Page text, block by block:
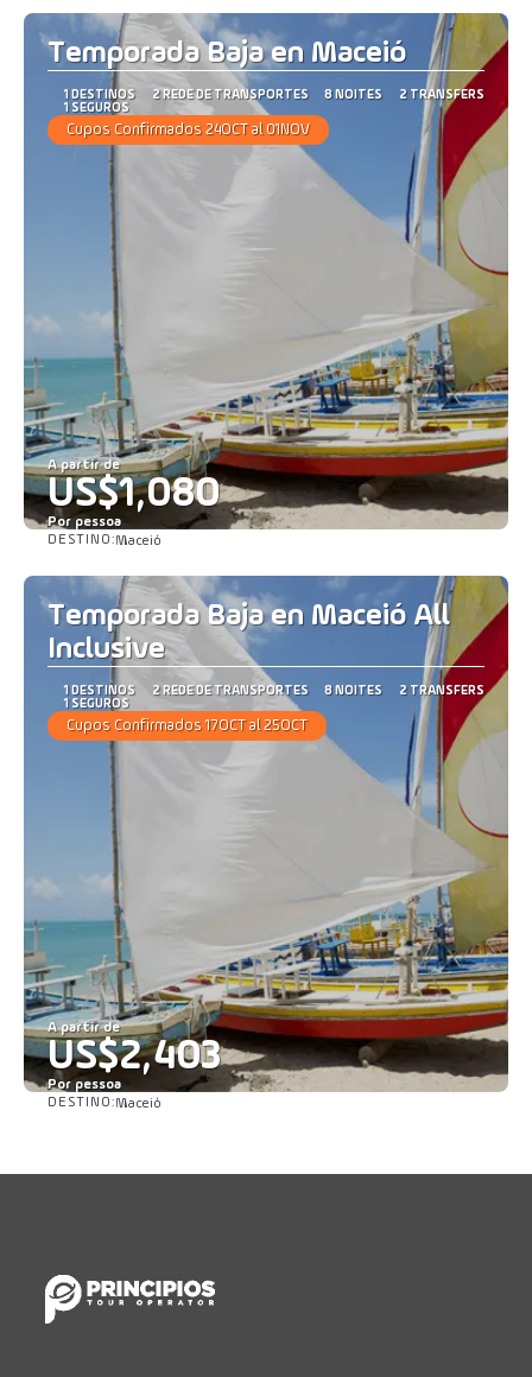
Temporada Baja en Maceió
1 DESTINOS 2 REDE DE TRANSPORTES 8 NOITES
2 TRANSFERS
1 SEGUROS
Cupos Confirmados 24OCT al 01NOV
A partir de
US$1,080
Por pessoa
DESTINO:Maceió
Temporada Baja en Maceió All
Inclusive
1 DESTINOS 2 REDE DE TRANSPORTES 8 NOITES
2 TRANSFERS
1 SEGUROS
Cupos Confirmados 17OCT al 25OCT
A partir de
US$2,403
Por pessoa
DESTINO:Maceió